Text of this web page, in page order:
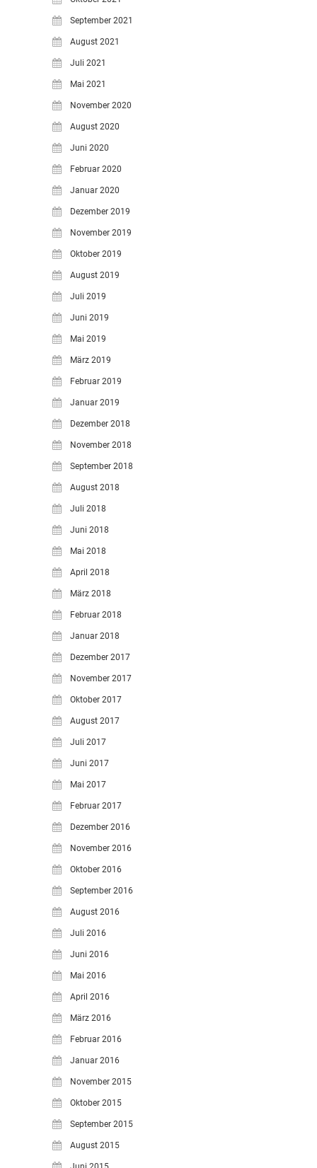
September 2021
August 2021
Juli 2021
Mai 2021
November 2020
August 2020
Juni 2020
Februar 2020
Januar 2020
Dezember 2019
November 2019
Oktober 2019
August 2019
Juli 2019
Juni 2019
Mai 2019
März 2019
Februar 2019
Januar 2019
Dezember 2018
November 2018
September 2018
August 2018
Juli 2018
Juni 2018
Mai 2018
April 2018
März 2018
Februar 2018
Januar 2018
Dezember 2017
November 2017
Oktober 2017
August 2017
Juli 2017
Juni 2017
Mai 2017
Februar 2017
Dezember 2016
November 2016
Oktober 2016
September 2016
August 2016
Juli 2016
Juni 2016
Mai 2016
April 2016
März 2016
Februar 2016
Januar 2016
November 2015
Oktober 2015
September 2015
August 2015